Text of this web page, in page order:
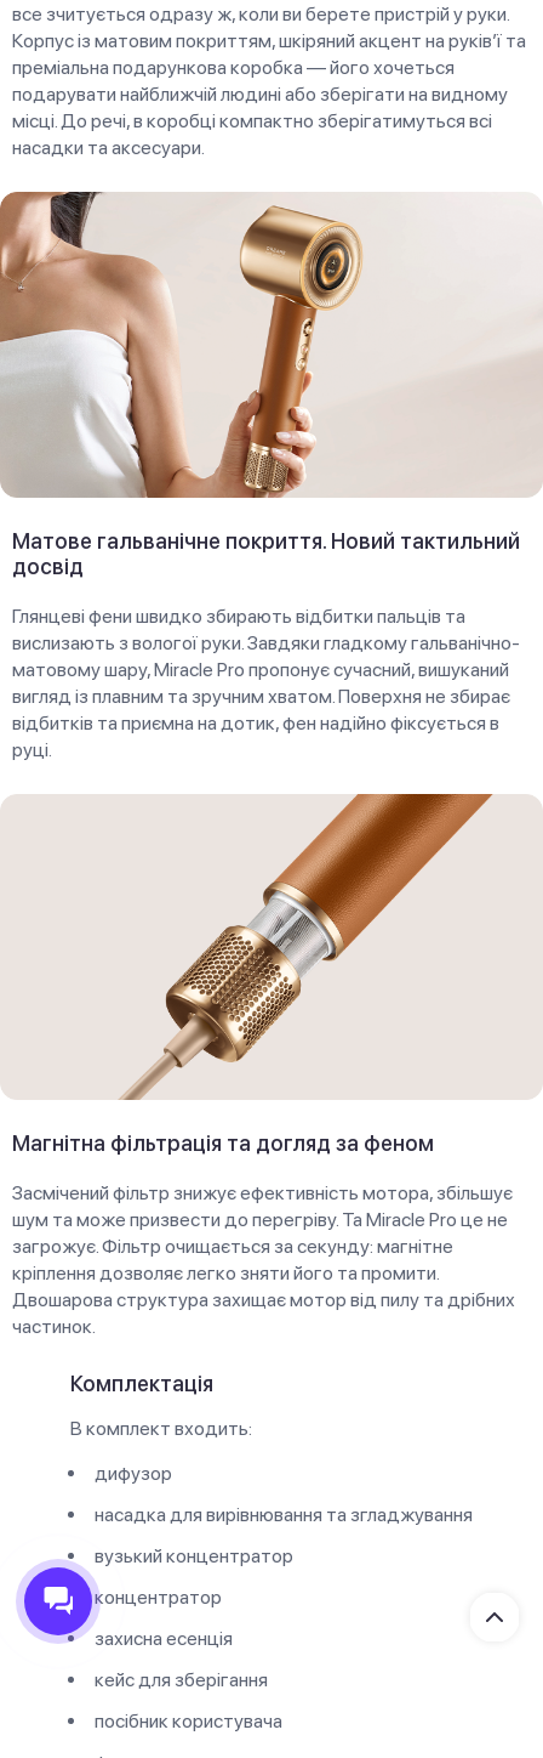
все зчитується одразу ж, коли ви берете пристрій у руки.
Корпус із матовим покриттям, шкіряний акцент на руків’ї та
преміальна подарункова коробка — його хочеться
подарувати найближчій людині або зберігати на видному
місці. До речі, в коробці компактно зберігатимуться всі
насадки та аксесуари.
Матове гальванічне покриття. Новий тактильний
досвід
Глянцеві фени швидко збирають відбитки пальців та
вислизають з вологої руки. Завдяки гладкому гальванічно-
матовому шару, Miracle Pro пропонує сучасний, вишуканий
вигляд із плавним та зручним хватом. Поверхня не збирає
відбитків та приємна на дотик, фен надійно фіксується в
руці.
Магнітна фільтрація та догляд за феном
Засмічений фільтр знижує ефективність мотора, збільшує
шум та може призвести до перегріву. Та Miracle Pro це не
загрожує. Фільтр очищається за секунду: магнітне
кріплення дозволяє легко зняти його та промити.
Двошарова структура захищає мотор від пилу та дрібних
частинок.
Комплектація
В комплект входить:
дифузор
насадка для вирівнювання та згладжування
вузький концентратор
концентратор
захисна есенція
кейс для зберігання
посібник користувача